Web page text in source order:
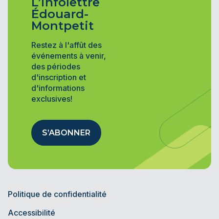
Édouard-
Montpetit
Restez à l'affût des
événements à venir,
des périodes
d'inscription et
d'informations
exclusives!
S’ABONNER
Politique de confidentialité
Accessibilité